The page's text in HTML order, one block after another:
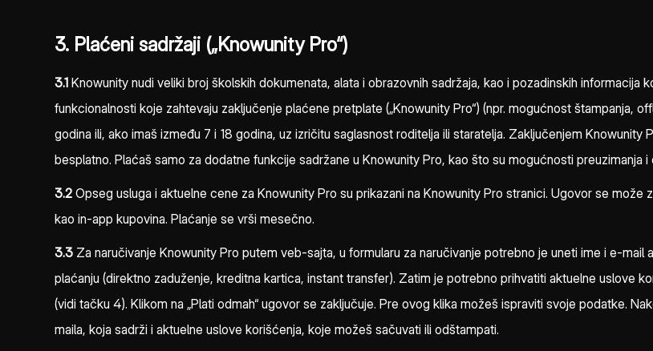
3. Plaćeni sadržaji („Knowunity Pro“)
3.1Knowunity nudi veliki broj školskih dokumenata, alata i obrazovnih sadržaja, kao i pozadinskih informacija
funkcionalnosti koje zahtevaju zaključenje plaćene pretplate („Knowunity Pro“) (npr. mogućnost štampanja,
godina ili, ako imaš između 7 i 18 godina, uz izričitu saglasnost roditelja ili staratelja. Zaključenjem
besplatno. Plaćaš samo za dodatne funkcije sadržane u Knowunity Pro, kao što su mogućnosti preuzimanja i
3.2Opseg usluga i aktuelne cene za Knowunity Pro su prikazani na Knowunity Pro stranici. Ugovor se
kao in-app kupovina. Plaćanje se vrši mesečno.
3.3Za naručivanje Knowunity Pro putem veb-sajta, u formularu za naručivanje potrebno je uneti ime i e-
plaćanju (direktno zaduženje, kreditna kartica, instant transfer). Zatim je potrebno prihvatiti aktuelne uslove
(vidi tačku 4). Klikom na „Plati odmah“ ugovor se zaključuje. Pre ovog klika možeš ispraviti svoje podatke.
maila, koja sadrži i aktuelne uslove korišćenja, koje možeš sačuvati ili odštampati.